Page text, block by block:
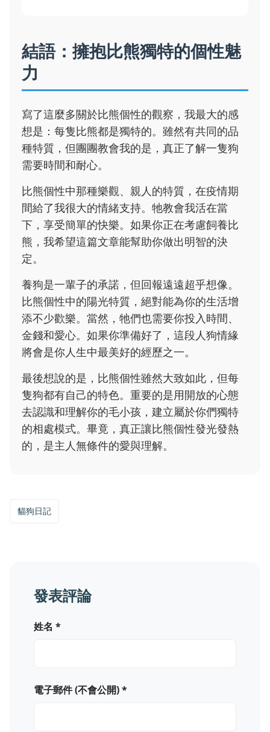
結語：擁抱比熊獨特的個性魅
力
寫了這麼多關於比熊個性的觀察，我最大的感
想是：每隻比熊都是獨特的。雖然有共同的品
種特質，但團團教會我的是，真正了解一隻狗
需要時間和耐心。
比熊個性中那種樂觀、親人的特質，在疫情期
間給了我很大的情緒支持。牠教會我活在當
下，享受簡單的快樂。如果你正在考慮飼養比
熊，我希望這篇文章能幫助你做出明智的決
定。
養狗是一輩子的承諾，但回報遠遠超乎想像。
比熊個性中的陽光特質，絕對能為你的生活增
添不少歡樂。當然，牠們也需要你投入時間、
金錢和愛心。如果你準備好了，這段人狗情緣
將會是你人生中最美好的經歷之一。
最後想說的是，比熊個性雖然大致如此，但每
隻狗都有自己的特色。重要的是用開放的心態
去認識和理解你的毛小孩，建立屬於你們獨特
的相處模式。畢竟，真正讓比熊個性發光發熱
的，是主人無條件的愛與理解。
貓狗日記
發表評論
姓名 *
電子郵件 (不會公開) *